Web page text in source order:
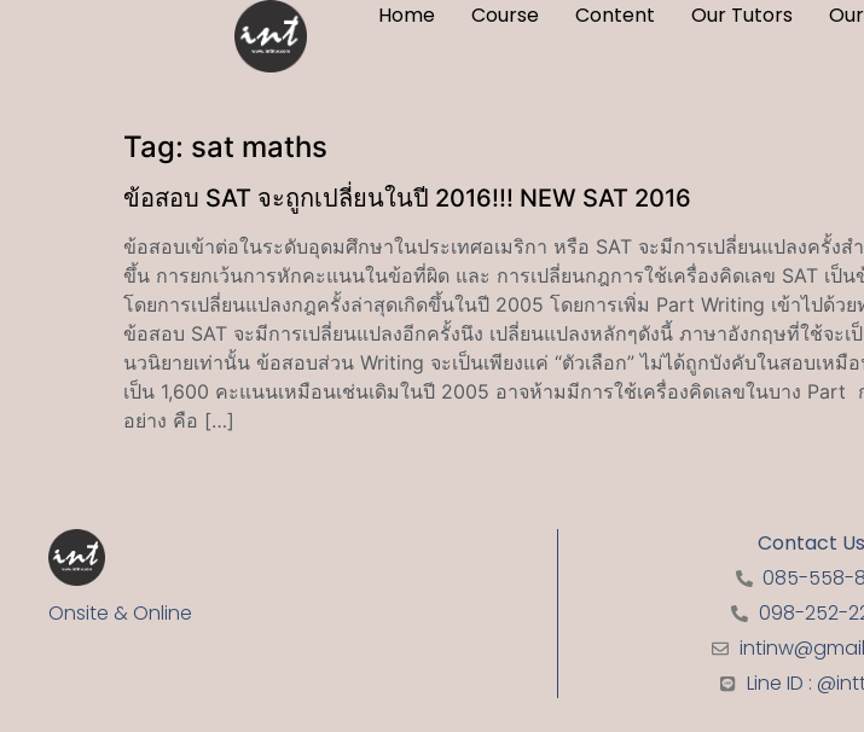
Home Course Content Our Tutors
Tag: sat maths
ข้อสอบ SAT จะถูกเปลี่ยนในปี 2016!!! NEW SAT 2016
ข้อสอบเข้าต่อในระดับอุดมศึกษาในประเทศอเมริกา หรือ SAT จะมีการเปลี่ยนแปลงครั้
ขึ้น การยกเว้นการหักคะแนนในข้อที่ผิด และ การเปลี่ยนกฎการใช้เครื่องคิดเลข SAT เ
โดยการเปลี่ยนแปลงกฎครั้งล่าสุดเกิดขึ้นในปี 2005 โดยการเพิ่ม Part Writing เข้าไปด้
ข้อสอบ SAT จะมีการเปลี่ยนแปลงอีกครั้งนึง เปลี่ยนแปลงหลักๆดังนี้ ภาษาอังกฤษที่ใช้จ
นวนิยายเท่านั้น ข้อสอบส่วน Writing จะเป็นเพียงแค่ “ตัวเลือก” ไม่ได้ถูกบังคับในสอบเ
เป็น 1,600 คะแนนเหมือนเช่นเดิมในปี 2005 อาจห้ามมีการใช้เครื่องคิดเลขในบาง
อย่าง คือ […]
Onsite & Online
Contact Us
085-558-
098-252-
Line ID :